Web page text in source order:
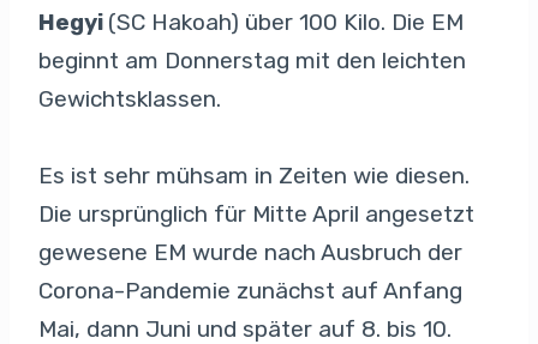
Hegyi (SC Hakoah) über 100 Kilo. Die EM
beginnt am Donnerstag mit den leichten
Gewichtsklassen.
Es ist sehr mühsam in Zeiten wie diesen.
Die ursprünglich für Mitte April angesetzt
gewesene EM wurde nach Ausbruch der
Corona-Pandemie zunächst auf Anfang
Mai, dann Juni und später auf 8. bis 10.